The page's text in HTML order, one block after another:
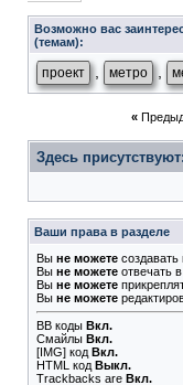
Возможно вас
(темам):
проект метро
«
Здесь
Ваши права в разделе
Вы не можете
Вы не можете отвечать
Вы не можете
Вы не можете
BB коды Вкл.
Смайлы Вкл.
[IMG] код Вкл.
HTML код Выкл.
Trackbacks are Вкл.